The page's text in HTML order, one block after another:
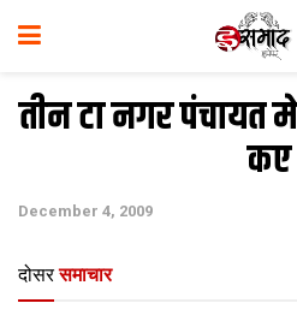
तीन टा नगर पंचायत
कए
December 4, 2009
दोसर समाचार